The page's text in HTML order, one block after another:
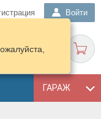
Войти
ГАРАЖ